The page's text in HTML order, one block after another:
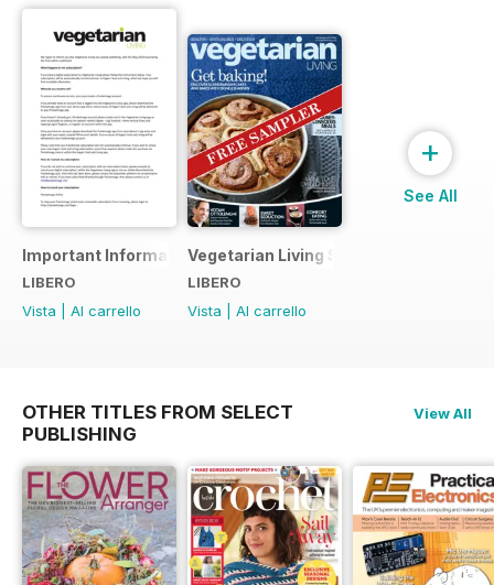
Important Information
LIBERO
Vista
Al carrello
Vegetarian Living Sampler
LIBERO
Vista
Al carrello
+
See All
OTHER TITLES FROM SELECT
PUBLISHING
View All